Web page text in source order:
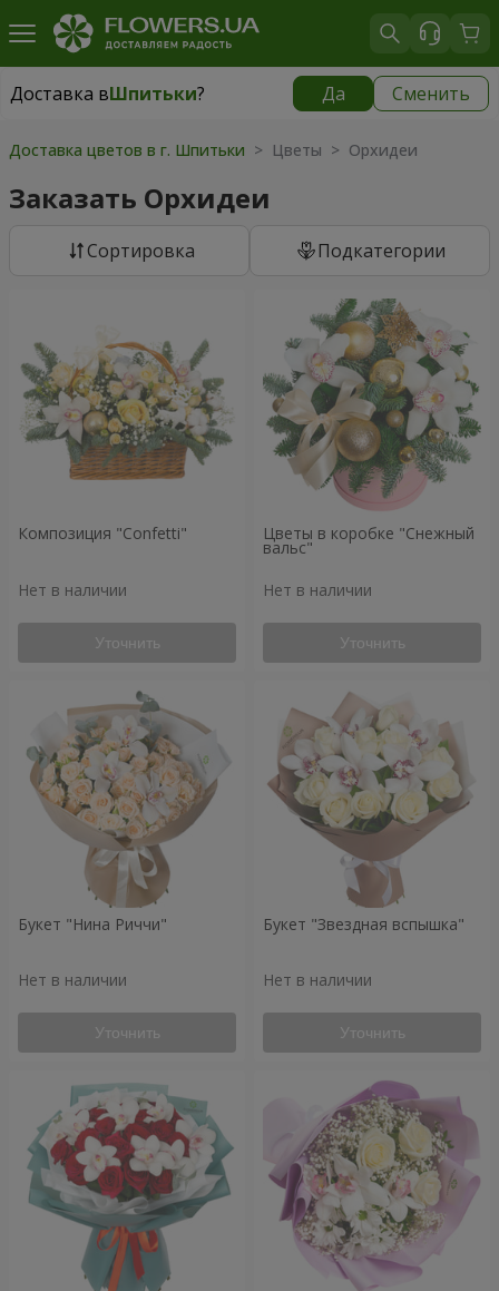
Доставка вШпитьки? Да Сменить
Доставка вШпитьки|
Доставка цветов в г. Шпитьки > Цветы > Орхидеи
Заказать Орхидеи
Cортировка Подкатегории
Композиция "Confetti"
Нет в наличии
Уточнить
Цветы в коробке "Снежный
вальс"
Нет в наличии
Уточнить
Букет "Нина Риччи"
Нет в наличии
Уточнить
Букет "Звездная вспышка"
Нет в наличии
Уточнить